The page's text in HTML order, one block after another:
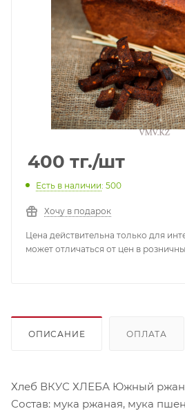
400 тг./шт
Есть в наличии: 500
Хочу в подарок
Цена действительна только для
может отличаться от цен в
ОПИСАНИЕ ОПЛАТА
Хлеб ВКУС ХЛЕБА Южный
Состав: мука ржаная, мука